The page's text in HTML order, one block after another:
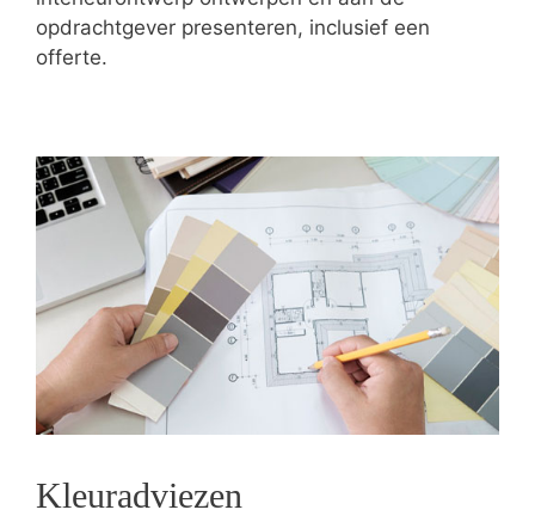
opdrachtgever presenteren, inclusief een
offerte.
Kleuradviezen